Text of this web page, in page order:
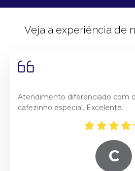
Veja a experiência de
Atendimento diferenciado com
cafezinho especial. Excelente.
C